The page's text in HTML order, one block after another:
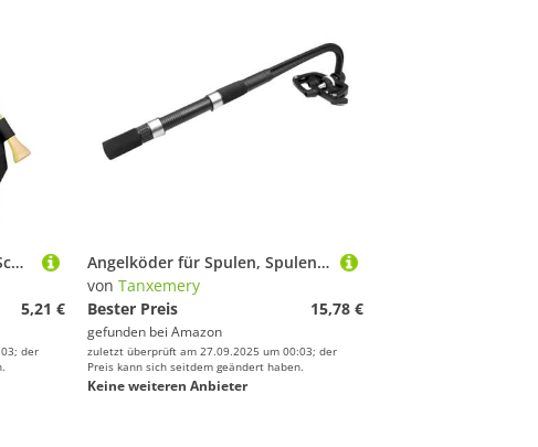
Fahrräder & Zubehör von Tanxemery
Messgeräte von Tanxemery
Netze von Tanxemery
Golfball-Halterung, Silikon-Schutzhülle für Golfbälle | Golfballhalter mit hängender Clipschnalle, Golfball-Schutz, tragbares Golfzubehör zur Aufbewahrung von Golfbällen
5,21 €
der
Angelköder für Spulen, Spulenangelspulenhalter, tragbares Angelschnurritzel, multifunktionaler Angelschnurspulenhalter, tragbar für Spinnen und Formmühle und Angeln
von Tanxemery
Bester Preis
15,78 €
gefunden bei Amazon
zuletzt überprüft am 27.09.2025 um 00:03; der
Preis kann sich seitdem geändert haben.
Keine weiteren Anbieter